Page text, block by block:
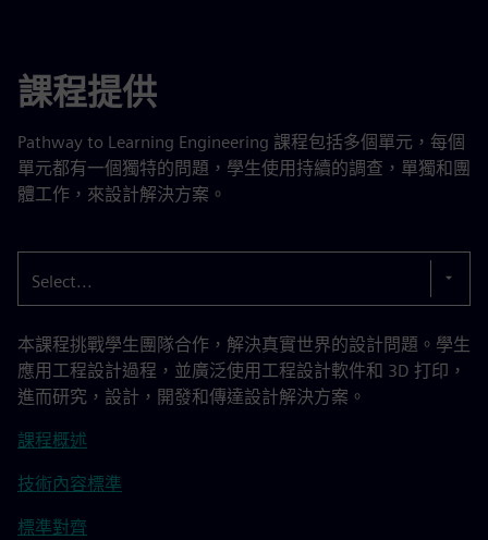
課程提供
Pathway to Learning Engineering 課程包括多個單元，每個
單元都有一個獨特的問題，學生使用持續的調查，單獨和團
體工作，來設計解決方案。
Select...
本課程挑戰學生團隊合作，解決真實世界的設計問題。學生
應用工程設計過程，並廣泛使用工程設計軟件和 3D 打印，
進而研究，設計，開發和傳達設計解決方案。
課程概述
技術內容標準
標準對齊